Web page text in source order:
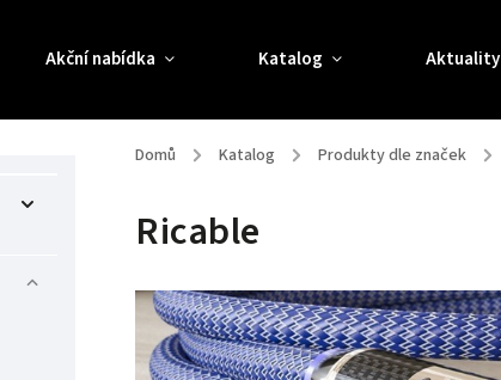
Akční nabídka Katalog Aktuality
Domů / Katalog / Produkty dle značek /
Ricable